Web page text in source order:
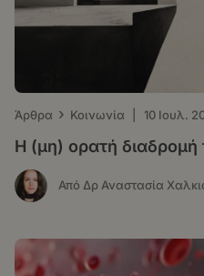
Άρθρα › Κοινωνία 10 Ιουλ.
Η (μη) ορατή διαδρομή
Από Δρ Αναστασία